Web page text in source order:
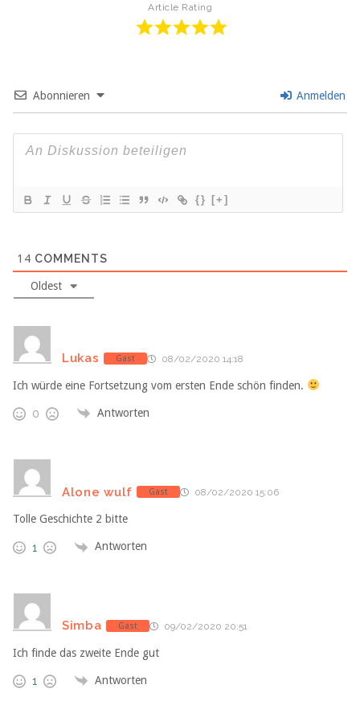
Article Rating
Abonnieren Anmelden
{} [+]
14 COMMENTS
Oldest
Lukas Gast 08/02/2020 14:18
Ich würde eine Fortsetzung vom ersten Ende schön finden.
0 Antworten
Alone wulf Gast 08/02/2020 15:06
Tolle Geschichte 2 bitte
1 Antworten
Simba Gast 09/02/2020 20:51
Ich finde das zweite Ende gut
1 Antworten